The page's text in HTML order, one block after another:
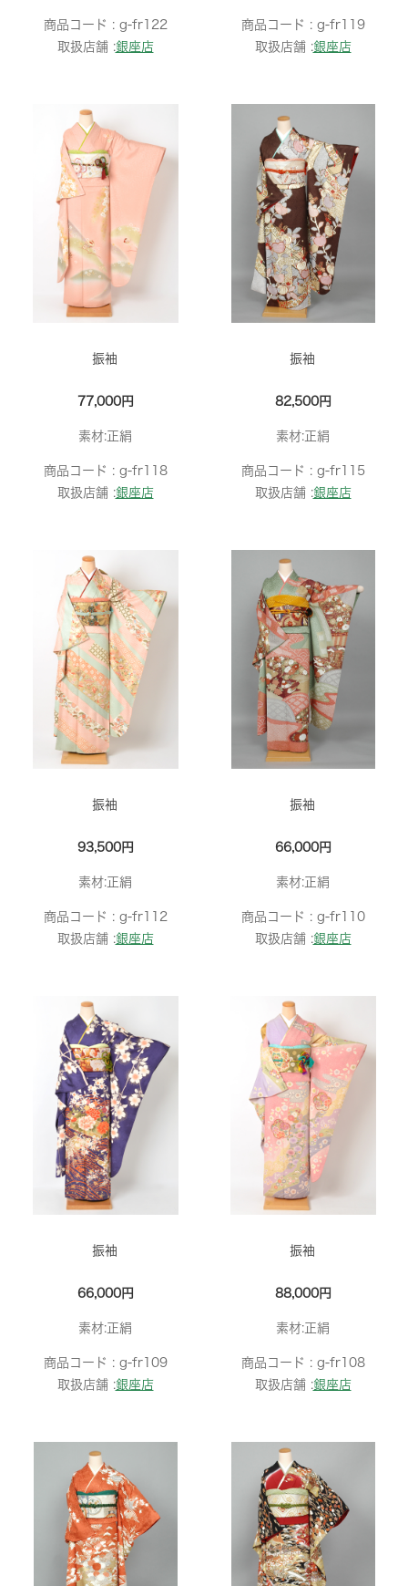
商品コード : g-fr122
取扱店舗 :銀座店
商品コード : g-fr119
取扱店舗 :銀座店
振袖
77,000円
素材:正絹
商品コード : g-fr118
取扱店舗 :銀座店
振袖
82,500円
素材:正絹
商品コード : g-fr115
取扱店舗 :銀座店
振袖
93,500円
素材:正絹
商品コード : g-fr112
取扱店舗 :銀座店
振袖
66,000円
素材:正絹
商品コード : g-fr110
取扱店舗 :銀座店
振袖
66,000円
素材:正絹
商品コード : g-fr109
取扱店舗 :銀座店
振袖
88,000円
素材:正絹
商品コード : g-fr108
取扱店舗 :銀座店